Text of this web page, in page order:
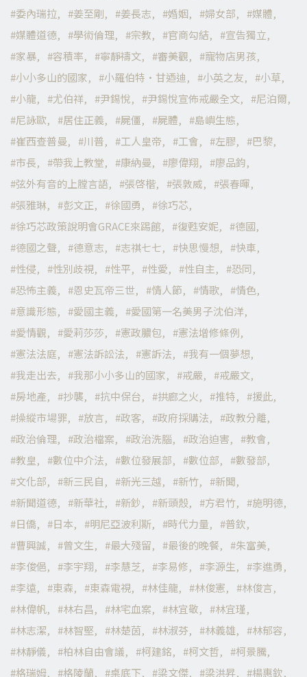
委內瑞拉
姜至剛 姜長志 婚姻 婦女部
媒體
媒體道德
學術倫理 宗教 官商勾結
宣告獨立
家暴
容積率 寧靜禱文 審美觀
寵物店男孩
小小多山的國家
小羅伯特·甘迺迪 小英之友
小草
小龍
尤伯祥 尹錫悅 尹錫悅宣佈戒嚴全文
尼泊爾
尼詠歐
居住正義 屍僵 屍體
島嶼生態
崔西查普曼
川普 工人皇帝 工會 左膠
巴黎
市長
帶我上教堂 康納曼 廖偉翔
廖品鈞
弦外有音的上膛言語
張啓楷 張敦威
張春暉
張雅琳
彭文正 徐國勇
徐巧芯
徐巧芯政策說明會GRACE來踢館
復甦安妮
德國
德國之聲
德意志 志祺七七 快思慢想
快車
性侵
性別歧視 性平 性愛 性自主
恐同
恐怖主義
恩史瓦帝三世 情人節 情歌
情色
意識形態
愛國主義
愛國第一名美男子沈伯洋
愛情觀
愛莉莎莎 憲政膿包
憲法增修條例
憲法法庭
憲法訴訟法 憲訴法
我有一個夢想
我走出去
我那小小多山的國家 戒嚴
戒嚴文
房地產
抄襲 抗中保台 拱廊之火 推特
援此
操縱市場罪
放言 政客 政府採購法
政教分離
政治倫理
政治檔案 政治洗腦 政治迫害
教會
教皇
數位中介法 數位發展部 數位部
數發部
文化部
新三民自 新光三越 新竹
新聞
新聞道德
新華社 新鈔 新頭殼 方君竹
施明德
日僑
日本 明尼亞波利斯 時代力量
普欽
曹興誠
曾文生 最大殘留 最後的晚餐
朱富美
李俊俋
李宇翔 李慧芝 李易修 李源生
李進勇
李遠
東森 東森電視 林佳龍 林俊憲
林俊言
林偉帆
林右昌 林宅血案 林宜敬
林宜瑾
林志潔
林智堅 林楚茵 林淑芬 林義雄
林郁容
林靜儀
柏林自由會議 柯建銘 柯文哲
柯景騰
格瑞姆
格陵蘭 桌底下 梁文傑 梁洪昇
楊惠欽